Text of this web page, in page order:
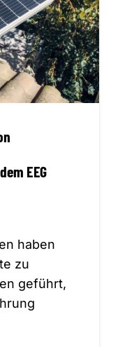
EEG
haben
zu
geführt,